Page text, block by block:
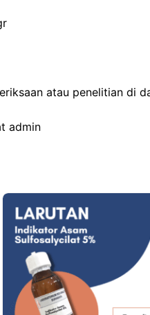
atau penelitian di
admin